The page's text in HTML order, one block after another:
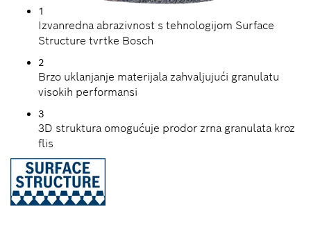
1
Izvanredna abrazivnost s tehnologijom Surface
Structure tvrtke Bosch
2
Brzo uklanjanje materijala zahvaljujući granulatu
visokih performansi
3
3D struktura omogućuje prodor zrna granulata kroz
flis